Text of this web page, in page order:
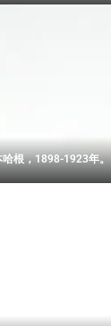
根，1898-1923年。